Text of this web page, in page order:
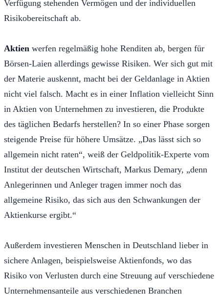
Verfügung stehenden Vermögen und der individuellen
Risikobereitschaft ab.
Aktien werfen regelmäßig hohe Renditen ab, bergen für
Börsen-Laien allerdings gewisse Risiken. Wer sich gut mit
der Materie auskennt, macht bei der Geldanlage in Aktien
nicht viel falsch. Macht es in einer Inflation vielleicht Sinn
in Aktien von Unternehmen zu investieren, die Produkte
des täglichen Bedarfs herstellen? In so einer Phase sorgen
steigende Preise für höhere Umsätze. „Das lässt sich so
allgemein nicht raten“, weiß der Geldpolitik-Experte vom
Institut der deutschen Wirtschaft, Markus Demary, „denn
Anlegerinnen und Anleger tragen immer noch das
allgemeine Risiko, das sich aus den Schwankungen der
Aktienkurse ergibt.“
Außerdem investieren Menschen in Deutschland lieber in
sichere Anlagen, beispielsweise Aktienfonds, wo das
Risiko von Verlusten durch eine Streuung auf verschiedene
Unternehmensanteile aus verschiedenen Branchen